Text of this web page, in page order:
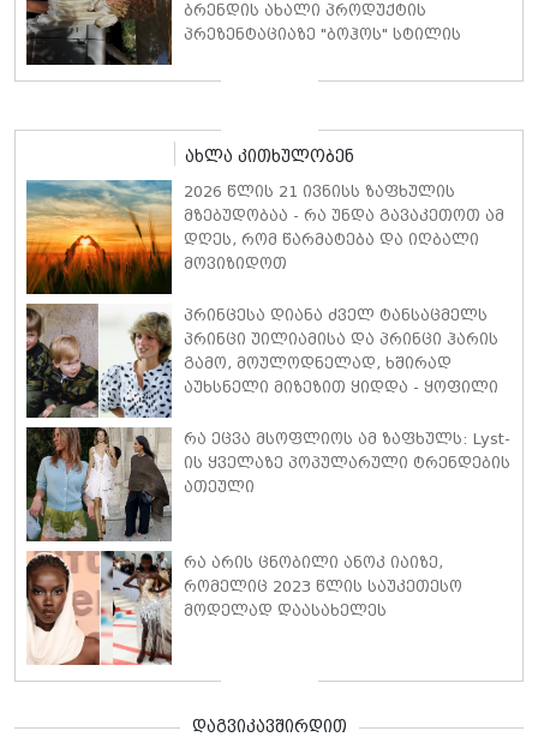
ბრენდის ახალი პროდუქტის
პრეზენტაციაზე "ბოჰოს" სტილის
მინიკაბით გამოჩნდა
ახლა კითხულობენ
2026 წლის 21 ივნისს ზაფხულის
მზებუდობაა - რა უნდა გავაკეთოთ ამ
დღეს, რომ წარმატება და იღბალი
მოვიზიდოთ
პრინცესა დიანა ძველ ტანსაცმელს
პრინცი უილიამისა და პრინცი ჰარის
გამო, მოულოდნელად, ხშირად
აუხსნელი მიზეზით ყიდდა - ყოფილი
საკუთარ წიგნში საუბრობს
რა ეცვა მსოფლიოს ამ ზაფხულს: Lyst-
ის ყველაზე პოპულარული ტრენდების
ათეული
რა არის ცნობილი ანოკ იაიზე,
რომელიც 2023 წლის საუკეთესო
მოდელად დაასახელეს
დაგვიკავშირდით